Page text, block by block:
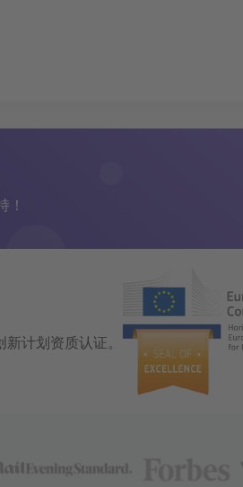
！
计划资质认证。